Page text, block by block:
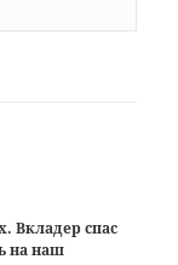
Вкладер спас
на наш